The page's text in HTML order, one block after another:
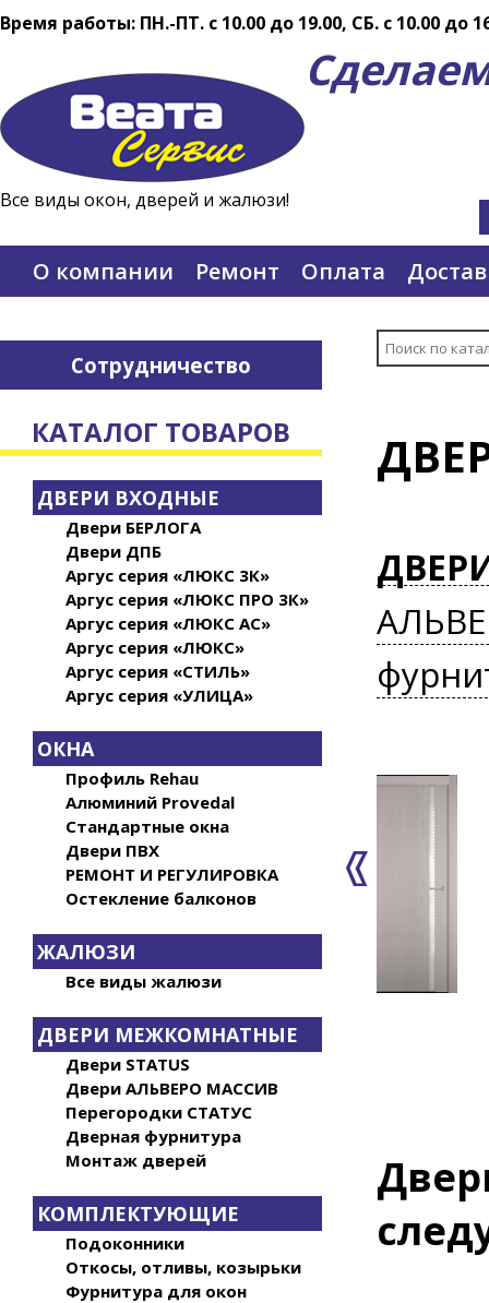
Время работы: ПН.-ПТ. c 10.00 до 19.00, СБ. с 10.00 до
Все виды окон, дверей и жалюзи!
О компании Ремонт Оплата
Сотрудничество
КАТАЛОГ ТОВАРОВ
ДВЕРИ ВХОДНЫЕ
Двери БЕРЛОГА
Двери ДПБ
Аргус серия «ЛЮКС 3К»
Аргус серия «ЛЮКС ПРО 3К»
Аргус серия «ЛЮКС АС»
Аргус серия «ЛЮКС»
Аргус серия «СТИЛЬ»
Аргус серия «УЛИЦА»
ОКНА
Профиль Rehau
Алюминий Provedal
Стандартные окна
Двери ПВХ
РЕМОНТ И РЕГУЛИРОВКА
Остекление балконов
ЖАЛЮЗИ
Все виды жалюзи
ДВЕРИ МЕЖКОМНАТНЫЕ
Двери STATUS
Двери АЛЬВЕРО МАССИВ
Перегородки СТАТУС
Дверная фурнитура
Монтаж дверей
КОМПЛЕКТУЮЩИЕ
Подоконники
Откосы, отливы, козырьки
Фурнитура для окон